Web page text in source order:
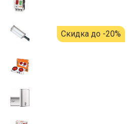
Скидка до -20%